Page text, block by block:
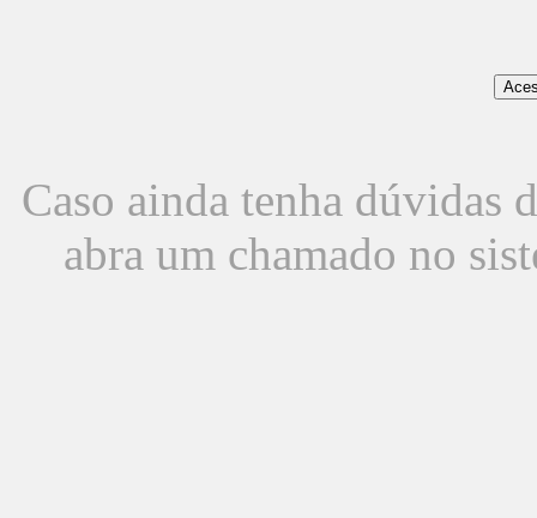
Caso ainda tenha dúvidas
abra um chamado no